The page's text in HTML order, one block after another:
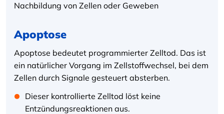
Nachbildung von Zellen oder Geweben
Apoptose
Apoptose bedeutet programmierter Zelltod. Das ist
ein natürlicher Vorgang im Zellstoffwechsel, bei dem
Zellen durch Signale gesteuert absterben.
Dieser kontrollierte Zelltod löst keine
Entzündungsreaktionen aus.